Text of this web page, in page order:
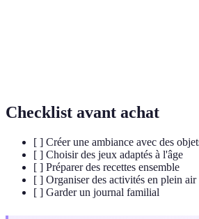
Checklist avant achat
[ ] Créer une ambiance avec des
[ ] Choisir des jeux adaptés à l'âge
[ ] Préparer des recettes ensemble
[ ] Organiser des activités en plein air
[ ] Garder un journal familial